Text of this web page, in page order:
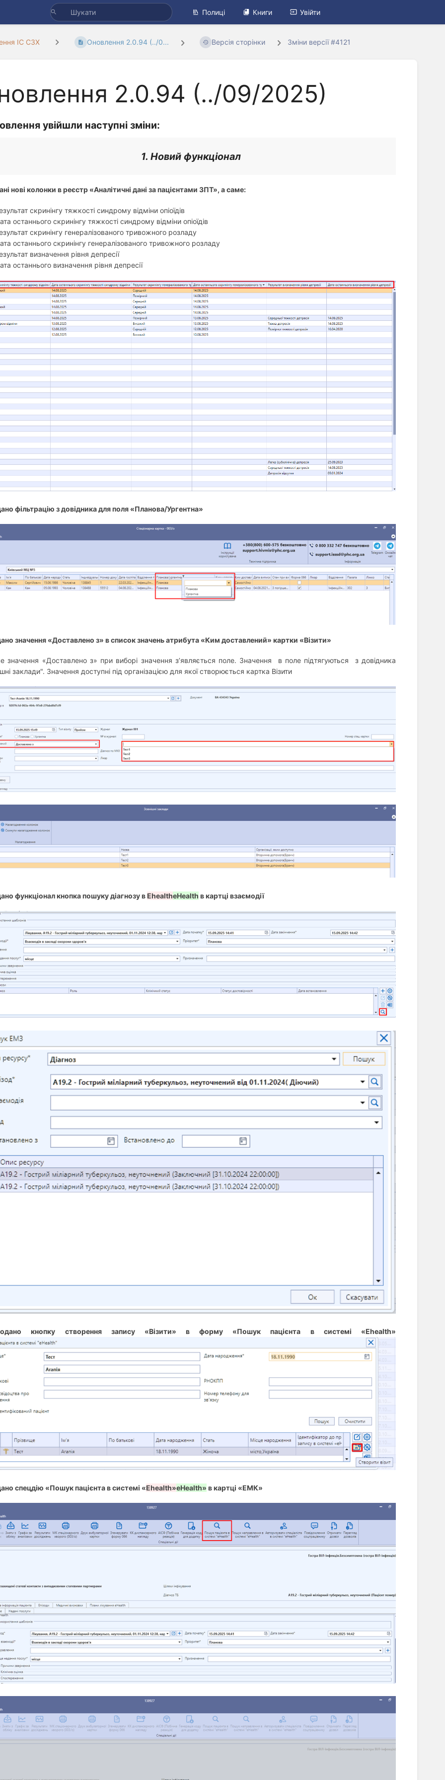
Полиці Книги Увійти
ІС СЗХ Оновлення 2.0.94 (../0... Версія сторінки Зміни версії #4121
2.0.94 (../09/2025)
увійшли наступні зміни:
1. Новий функціонал
нові колонки в реєстр «Аналітичні дані за пацієнтами ЗПТ», а саме:
скринінгу тяжкості синдрому відміни опіоїдів
останнього скринінгу тяжкості синдрому відміни опіоїдів
скринінгу генералізованого тривожного розладу
останнього скринінгу генералізованого тривожного розладу
визначення рівня депресії
останнього визначення рівня депресії
фільтрацію з довідника для поля «Планова/Ургентна»
значення «Доставлено з» в список значень атрибута «Ким доставлений» картки «Візити»
значення «Доставлено з» при виборі значення з’являється поле. Значення в поле підтягуються з довідника
заклади". Значення доступні під організацією для якої створюється картка Візити
функціонал кнопка пошуку діагнозу в EhealtheHealth в картці взаємодії
кнопку створення запису «Візити» в форму «Пошук пацієнта в системі «Ehealth»
спецдію «Пошук пацієнта в системі «Ehealth»eHealth» в картці «ЕМК»